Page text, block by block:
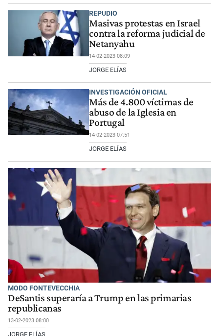
REPUDIO
Masivas protestas en Israel
contra la reforma judicial de
Netanyahu
14-02-2023 08:09
JORGE ELÍAS
INVESTIGACIÓN OFICIAL
Más de 4.800 víctimas de
abuso de la Iglesia en
Portugal
14-02-2023 07:51
JORGE ELÍAS
MODO FONTEVECCHIA
DeSantis superaría a Trump en las primarias
republicanas
13-02-2023 08:00
JORGE ELÍAS